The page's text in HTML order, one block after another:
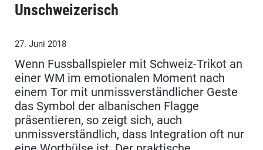
Unschweizerisch
27. Juni 2018
Wenn Fussballspieler mit Schweiz-Trikot an
einer WM im emotionalen Moment nach
einem Tor mit unmissverständlicher Geste
das Symbol der albanischen Flagge
präsentieren, so zeigt sich, auch
unmissverständlich, dass Integration oft nur